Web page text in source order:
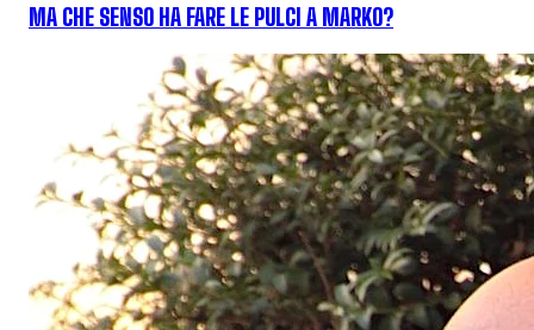
MA CHE SENSO HA FARE LE PULCI A MARKO?